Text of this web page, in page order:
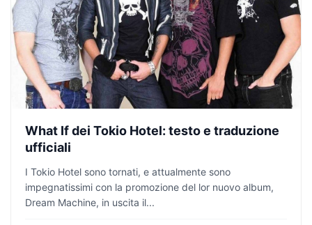
What If dei Tokio Hotel: testo e traduzione
ufficiali
I Tokio Hotel sono tornati, e attualmente sono
impegnatissimi con la promozione del lor nuovo album,
Dream Machine, in uscita il...